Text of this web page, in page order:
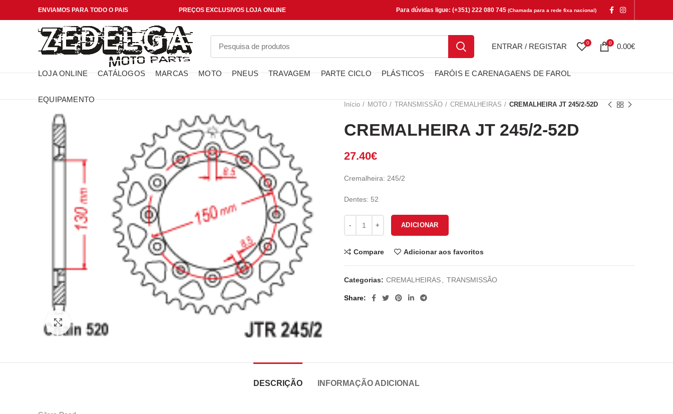
ENVIAMOS PARA TODO O PAIS PREÇOS EXCLUSIVOS LOJA ONLINE Para dúvidas ligue: (+351) 222 080 745 (Chamada para a rede fixa nacional)
ENTRAR / REGISTAR 0 0 0.00€
LOJA ONLINE CATÁLOGOS MARCAS MOTO PNEUS TRAVAGEM PARTE CICLO PLÁSTICOS FARÓIS E CARENAGAENS DE FAROL
EQUIPAMENTO
Click to enlarge
Início MOTO TRANSMISSÃO CREMALHEIRAS CREMALHEIRA JT 245/2-52D
CREMALHEIRA JT 245/2-52D
27.40€
Cremalheira: 245/2
Dentes: 52
ADICIONAR
Compare Adicionar aos favoritos
Categorias: CREMALHEIRAS TRANSMISSÃO
Share
DESCRIÇÃO INFORMAÇÃO ADICIONAL